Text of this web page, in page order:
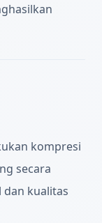
kompresi
secara
kualitas